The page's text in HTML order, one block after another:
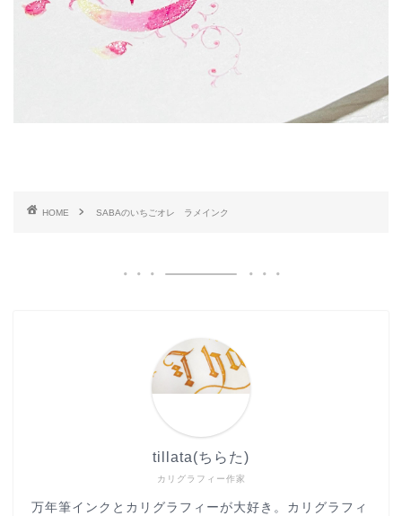
HOME SABAのいちごオレ ラメインク
カリグラフィー作家
tillata(ちらた)
万年筆インクとカリグラフィーが大好き。カリグラフィ